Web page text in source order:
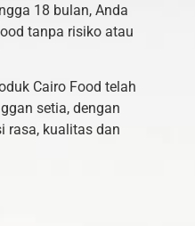
18 bulan, Anda
tanpa risiko atau
Cairo Food telah
setia, dengan
rasa, kualitas dan